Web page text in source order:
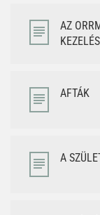
AZ
AFTÁK
A